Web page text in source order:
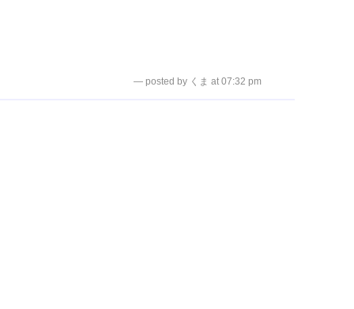
— posted by くま at 07:32 pm